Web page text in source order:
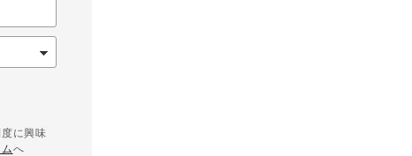
に興味
へ